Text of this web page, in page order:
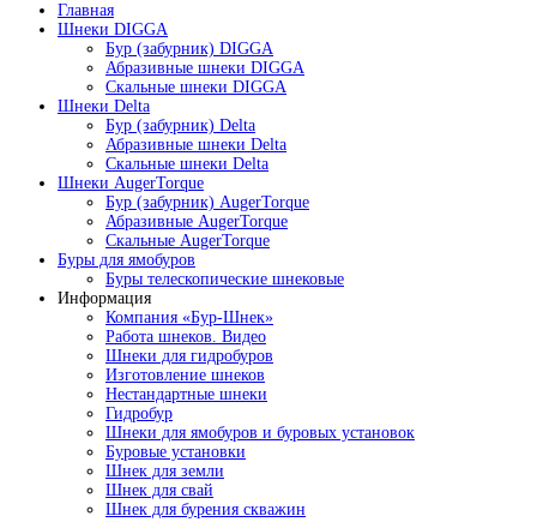
Главная
Шнеки DIGGA
Бур (забурник) DIGGA
Абразивные шнеки DIGGA
Скальные шнеки DIGGA
Шнеки Delta
Бур (забурник) Delta
Абразивные шнеки Delta
Скальные шнеки Delta
Шнеки AugerTorque
Бур (забурник) AugerTorque
Абразивные AugerTorque
Скальные AugerTorque
Буры для ямобуров
Буры телескопические шнековые
Информация
Компания «Бур-Шнек»
Работа шнеков. Видео
Шнеки для гидробуров
Изготовление шнеков
Нестандартные шнеки
Гидробур
Шнеки для ямобуров и буровых установок
Буровые установки
Шнек для земли
Шнек для свай
Шнек для бурения скважин